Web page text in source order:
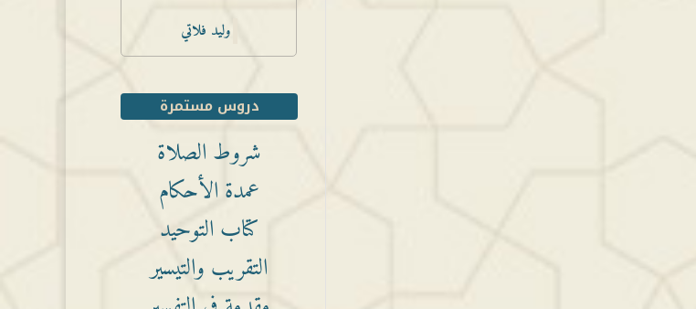
وليد فلاتي
دروس مستمرة
شروط الصلاة
عمدة الأحكام
كتاب التوحيد
التقريب والتيسير